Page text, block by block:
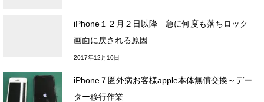
iPhone１２月２日以降 急に何度も落ちロック
画面に戻される原因
2017年12月10日
iPhone７圏外病お客様apple本体無償交換～デー
ター移行作業